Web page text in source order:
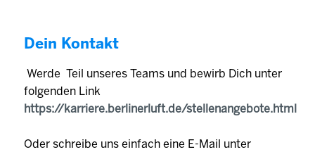
Dein Kontakt
Werde Teil unseres Teams und bewirb Dich unter
folgenden Link
https://karriere.berlinerluft.de/stellenangebote.html
Oder schreibe uns einfach eine E-Mail unter